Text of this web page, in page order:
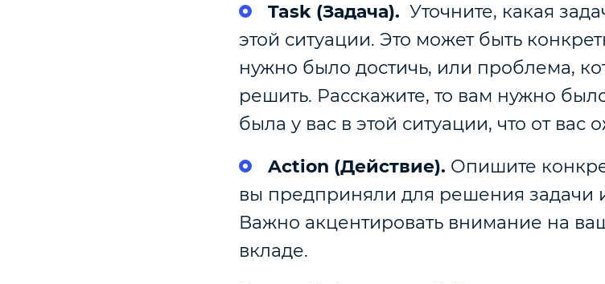
Task (Задача). Уточните, какая
этой ситуации. Это может быть
нужно было достичь, или проблема,
решить. Расскажите, то вам нужно
была у вас в этой ситуации, что от вас
Action (Действие). Опишите
вы предприняли для решения задачи
Важно акцентировать внимание на
вкладе.